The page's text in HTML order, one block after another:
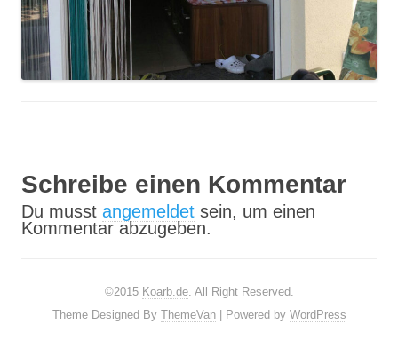
Schreibe einen Kommentar
Du musst angemeldet sein, um einen
Kommentar abzugeben.
©2015 Koarb.de. All Right Reserved.
Theme Designed By ThemeVan| Powered by WordPress